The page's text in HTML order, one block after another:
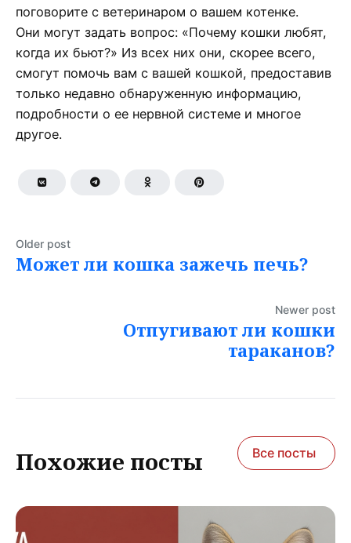
поговорите с ветеринаром о вашем котенке.
Они могут задать вопрос: «Почему кошки любят,
когда их бьют?» Из всех них они, скорее всего,
смогут помочь вам с вашей кошкой, предоставив
только недавно обнаруженную информацию,
подробности о ее нервной системе и многое
другое.
Older post
Может ли кошка зажечь печь?
Newer post
Отпугивают ли кошки
тараканов?
Похожие посты Все посты